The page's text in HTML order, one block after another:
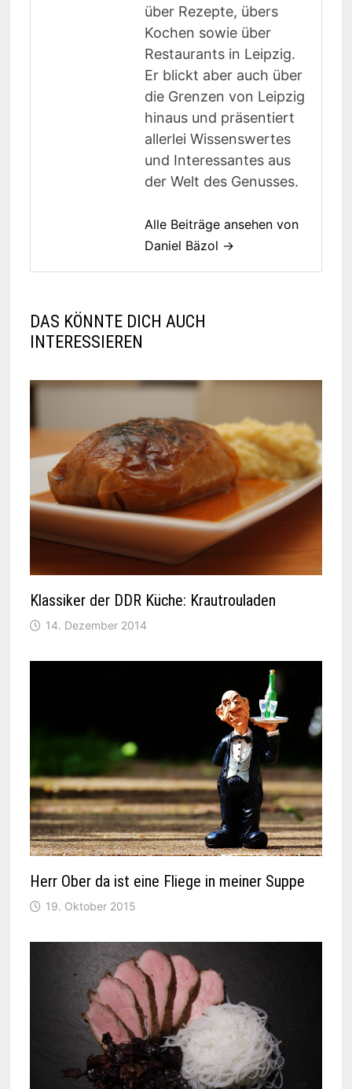
über Rezepte, übers
Kochen sowie über
Restaurants in Leipzig.
Er blickt aber auch über
die Grenzen von Leipzig
hinaus und präsentiert
allerlei Wissenswertes
und Interessantes aus
der Welt des Genusses.
Alle Beiträge ansehen von
Daniel Bäzol →
DAS KÖNNTE DICH AUCH
INTERESSIEREN
Klassiker der DDR Küche: Krautrouladen
14. Dezember 2014
Herr Ober da ist eine Fliege in meiner Suppe
19. Oktober 2015